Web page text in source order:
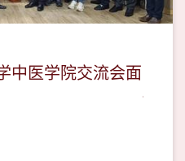
中医学院交流会面